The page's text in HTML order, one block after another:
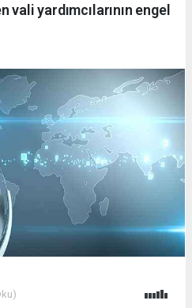
vali yardımcılarının engel